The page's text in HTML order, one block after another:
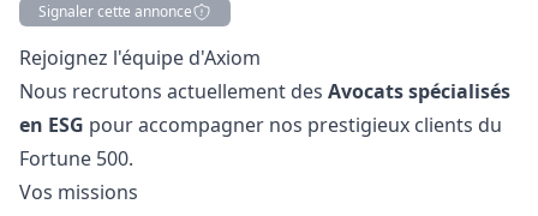
Signaler cette annonce
Description
Rejoignez l'équipe d'Axiom
Nous recrutons actuellement des Avocats spécialisés
en ESG pour accompagner nos prestigieux clients du
Fortune 500.
Vos missions